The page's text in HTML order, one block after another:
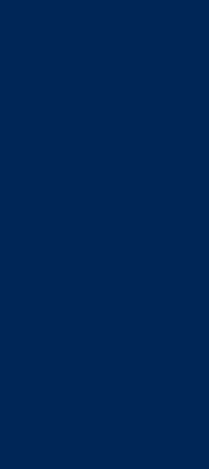
való
lesz.
vagy más
JOG